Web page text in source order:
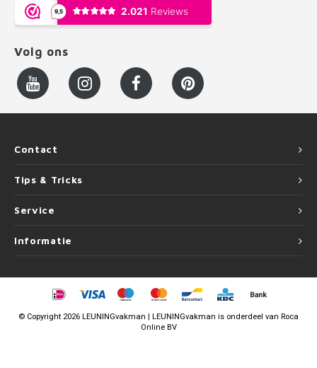
Volg ons
Contact
Tips & Tricks
Service
Informatie
© Copyright 2026 LEUNINGvakman | LEUNINGvakman is onderdeel van Roca
Online BV